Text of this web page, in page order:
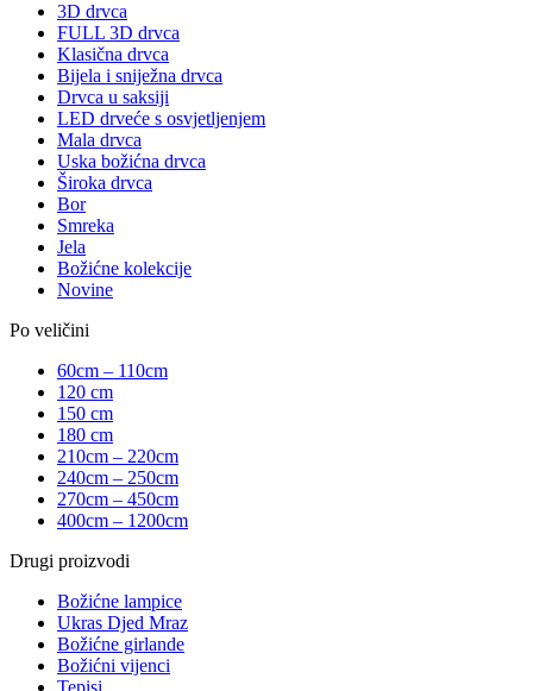
3D drvca
FULL 3D drvca
Klasična drvca
Bijela i sniježna drvca
Drvca u saksiji
LED drveće s osvjetljenjem
Mala drvca
Uska božićna drvca
Široka drvca
Bor
Smreka
Jela
Božićne kolekcije
Novine
Po veličini
60cm – 110cm
120 cm
150 cm
180 cm
210cm – 220cm
240cm – 250cm
270cm – 450cm
400cm – 1200cm
Drugi proizvodi
Božićne lampice
Ukras Djed Mraz
Božićne girlande
Božićni vijenci
Tepisi